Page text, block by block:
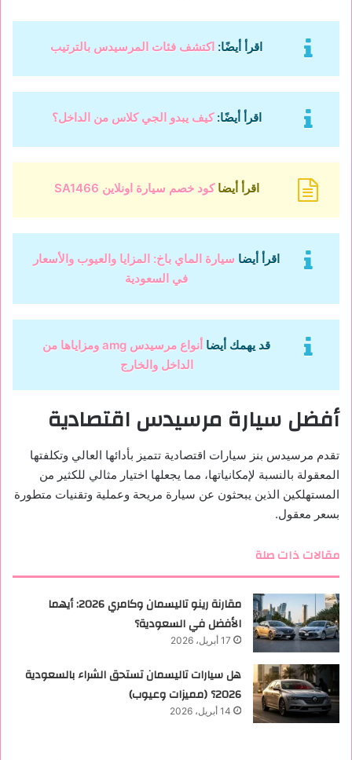
اقرأ أيضًا: اكتشف فئات المرسيدس بالترتيب
اقرأ أيضًا:كيف يبدو الجي كلاس من الداخل؟
اقرأ أيضاكود خصم سيارة اونلاين SA1466
اقرأ أيضا سيارة الماي باخ: المزايا والعيوب والأسعار
في السعودية
قد يهمك أيضا
أنواع مرسيدس amg ومزاياها من
الداخل والخارج
أفضل سيارة مرسيدس اقتصادية
تقدم مرسيدس بنز سيارات اقتصادية تتميز بأدائها العالي وتكلفتها
المعقولة بالنسبة لإمكانياتها، مما يجعلها اختيار مثالي للكثير من
المستهلكين الذين يبحثون عن سيارة مريحة وعملية وتقنيات متطورة
بسعر معقول.
مقالات ذات صلة
مقارنة رينو تاليسمان وكامري 2026: أيهما
الأفضل في السعودية؟
17 أبريل، 2026
هل سيارات تاليسمان تستحق الشراء بالسعودية
2026؟ (مميزات وعيوب)
14 أبريل، 2026